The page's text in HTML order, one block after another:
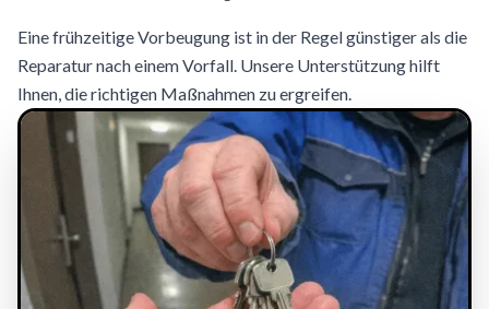
Eine frühzeitige Vorbeugung ist in der Regel günstiger als die
Reparatur nach einem Vorfall. Unsere Unterstützung hilft
Ihnen, die richtigen Maßnahmen zu ergreifen.